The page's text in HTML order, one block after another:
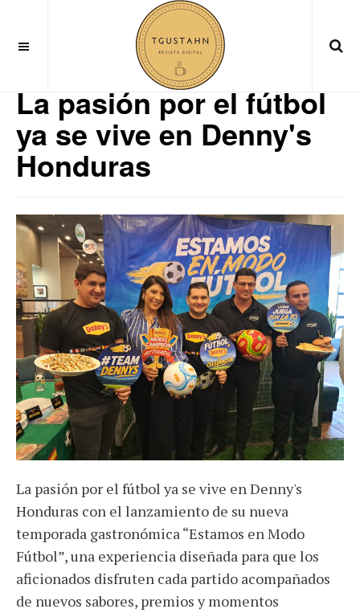
La pasión por el fútbol
ya se vive en Denny's
Honduras
La pasión por el fútbol ya se vive en Denny's
Honduras con el lanzamiento de su nueva
temporada gastronómica “Estamos en Modo
Fútbol”, una experiencia diseñada para que los
aficionados disfruten cada partido acompañados
de nuevos sabores, premios y momentos